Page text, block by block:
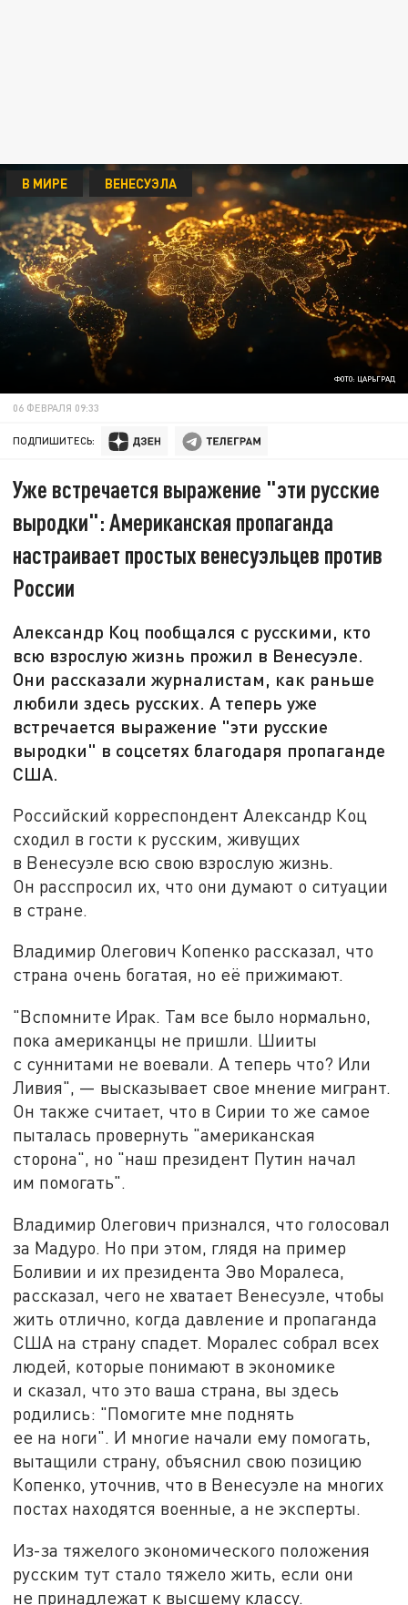
ФОТО: ЦАРЬГРАД
В МИРЕ ВЕНЕСУЭЛА
06 ФЕВРАЛЯ 09:33
ПОДПИШИТЕСЬ:
Уже встречается выражение "эти русские
выродки": Американская пропаганда
настраивает простых венесуэльцев против
России
Александр Коц пообщался с русскими, кто
всю взрослую жизнь прожил в Венесуэле.
Они рассказали журналистам, как раньше
любили здесь русских. А теперь уже
встречается выражение "эти русские
выродки" в соцсетях благодаря пропаганде
США.
Российский корреспондент Александр Коц
сходил в гости к русским, живущих
в Венесуэле всю свою взрослую жизнь.
Он расспросил их, что они думают о ситуации
в стране.
Владимир Олегович Копенко рассказал, что
страна очень богатая, но её прижимают.
"Вспомните Ирак. Там все было нормально,
пока американцы не пришли. Шииты
с суннитами не воевали. А теперь что? Или
Ливия", — высказывает свое мнение мигрант.
Он также считает, что в Сирии то же самое
пыталась провернуть "американская
сторона", но "наш президент Путин начал
им помогать".
Владимир Олегович признался, что голосовал
за Мадуро. Но при этом, глядя на пример
Боливии и их президента Эво Моралеса,
рассказал, чего не хватает Венесуэле, чтобы
жить отлично, когда давление и пропаганда
США на страну спадет. Моралес собрал всех
людей, которые понимают в экономике
и сказал, что это ваша страна, вы здесь
родились: "Помогите мне поднять
ее на ноги". И многие начали ему помогать,
вытащили страну, объяснил свою позицию
Копенко, уточнив, что в Венесуэле на многих
постах находятся военные, а не эксперты.
Из-за тяжелого экономического положения
русским тут стало тяжело жить, если они
не принадлежат к высшему классу.